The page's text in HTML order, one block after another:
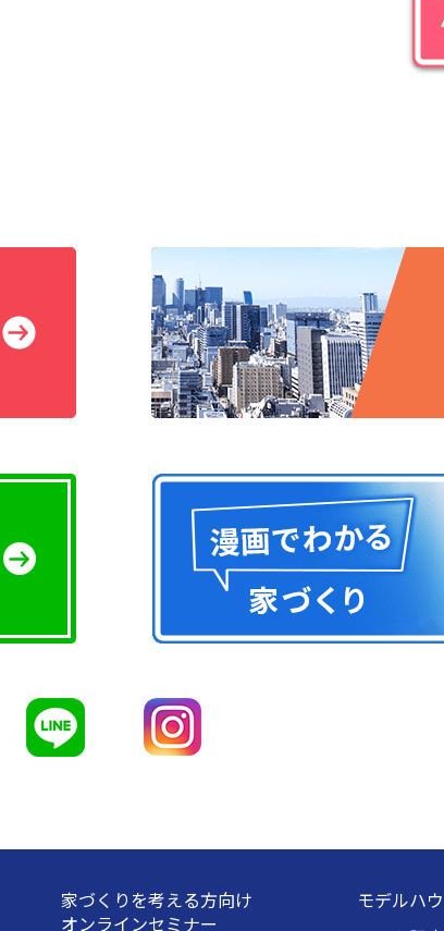
家づくりを考える方向け
オンラインセミナー
モデルハ